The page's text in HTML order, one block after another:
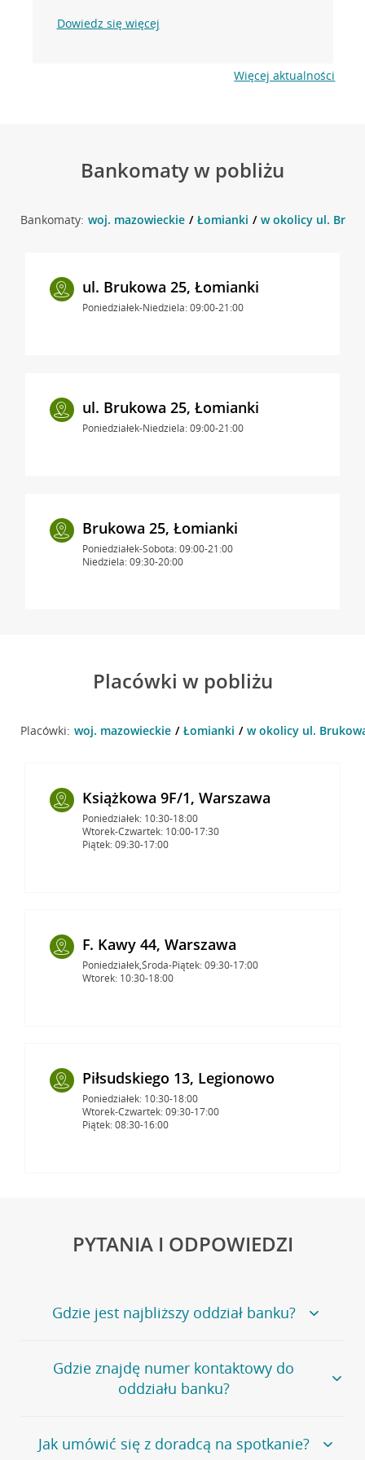
Dowiedz się więcej
Więcej aktualności
Bankomaty w pobliżu
Bankomaty: woj. mazowieckie Łomianki w okolicy ul.
ul. Brukowa 25, Łomianki
Poniedziałek-Niedziela: 09:00-21:00
ul. Brukowa 25, Łomianki
Poniedziałek-Niedziela: 09:00-21:00
Brukowa 25, Łomianki
Poniedziałek-Sobota: 09:00-21:00
Niedziela: 09:30-20:00
Placówki w pobliżu
Placówki: woj. mazowieckie Łomianki w okolicy ul.
Książkowa 9F/1, Warszawa
Poniedziałek: 10:30-18:00
Wtorek-Czwartek: 10:00-17:30
Piątek: 09:30-17:00
F. Kawy 44, Warszawa
Poniedziałek,Środa-Piątek: 09:30-17:00
Wtorek: 10:30-18:00
Piłsudskiego 13, Legionowo
Poniedziałek: 10:30-18:00
Wtorek-Czwartek: 09:30-17:00
Piątek: 08:30-16:00
PYTANIA I ODPOWIEDZI
Gdzie jest najbliższy oddział banku?
Jeśli szukasz oddziału naszego banku, zapraszamy na
stronęPlacówki i bankomaty, na której znajduje się
wygodna wyszukiwarka.
oddziałów
Gdzie znajdę numer kontaktowy do
oddziału banku?
Bank Credit Agricole nie udostępnia ogólnego numeru
telefonu do placówki bankowej.
Jak umówić się z doradcą na spotkanie?